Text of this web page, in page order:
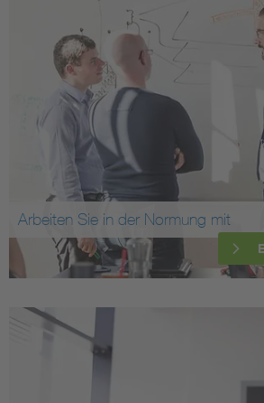
Arbeiten Sie in der Normung mit